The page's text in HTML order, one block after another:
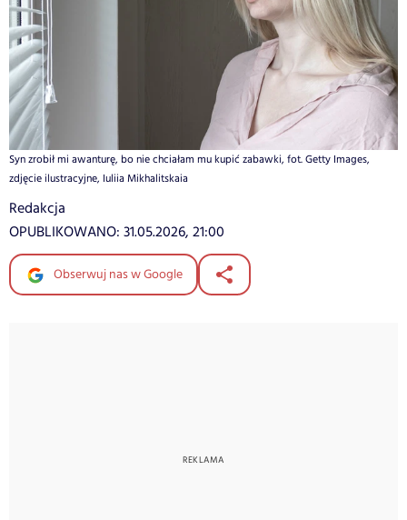
Syn zrobił mi awanturę, bo nie chciałam mu kupić zabawki, fot. Getty Images,
zdjęcie ilustracyjne, Iuliia Mikhalitskaia
Redakcja
OPUBLIKOWANO: 31.05.2026, 21:00
Obserwuj nas w Google